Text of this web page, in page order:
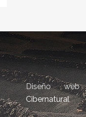
Diseño
Cibernatural